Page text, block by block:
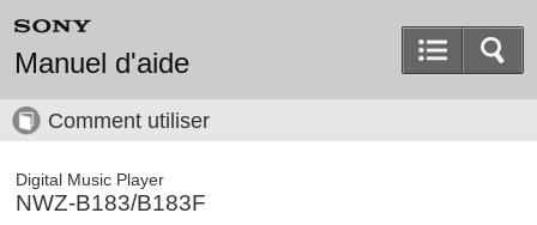
Manuel d'aide
Comment utiliser
Digital Music Player
NWZ-B183/B183F